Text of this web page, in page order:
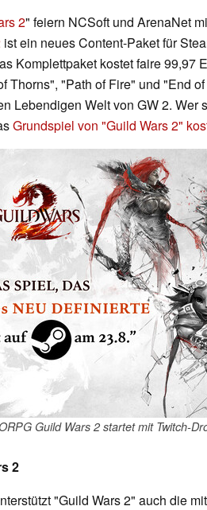
2" feiern NCSoft und ArenaNet
ist ein neues Content-Paket für
Komplettpaket kostet faire 99,97
Thorns", "Path of Fire" und "End
Lebendigen Welt von GW 2. Wer
Grundspiel von "Guild Wars 2"
Guild Wars 2 startet mit Twitch-
2
"Guild Wars 2" auch die